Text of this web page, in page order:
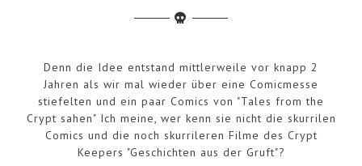
Denn die Idee entstand mittlerweile vor knapp 2
Jahren als wir mal wieder über eine Comicmesse
stiefelten und ein paar Comics von "Tales from the
Crypt sahen" Ich meine, wer kenn sie nicht die skurrilen
Comics und die noch skurrileren Filme des Crypt
Keepers "Geschichten aus der Gruft"?